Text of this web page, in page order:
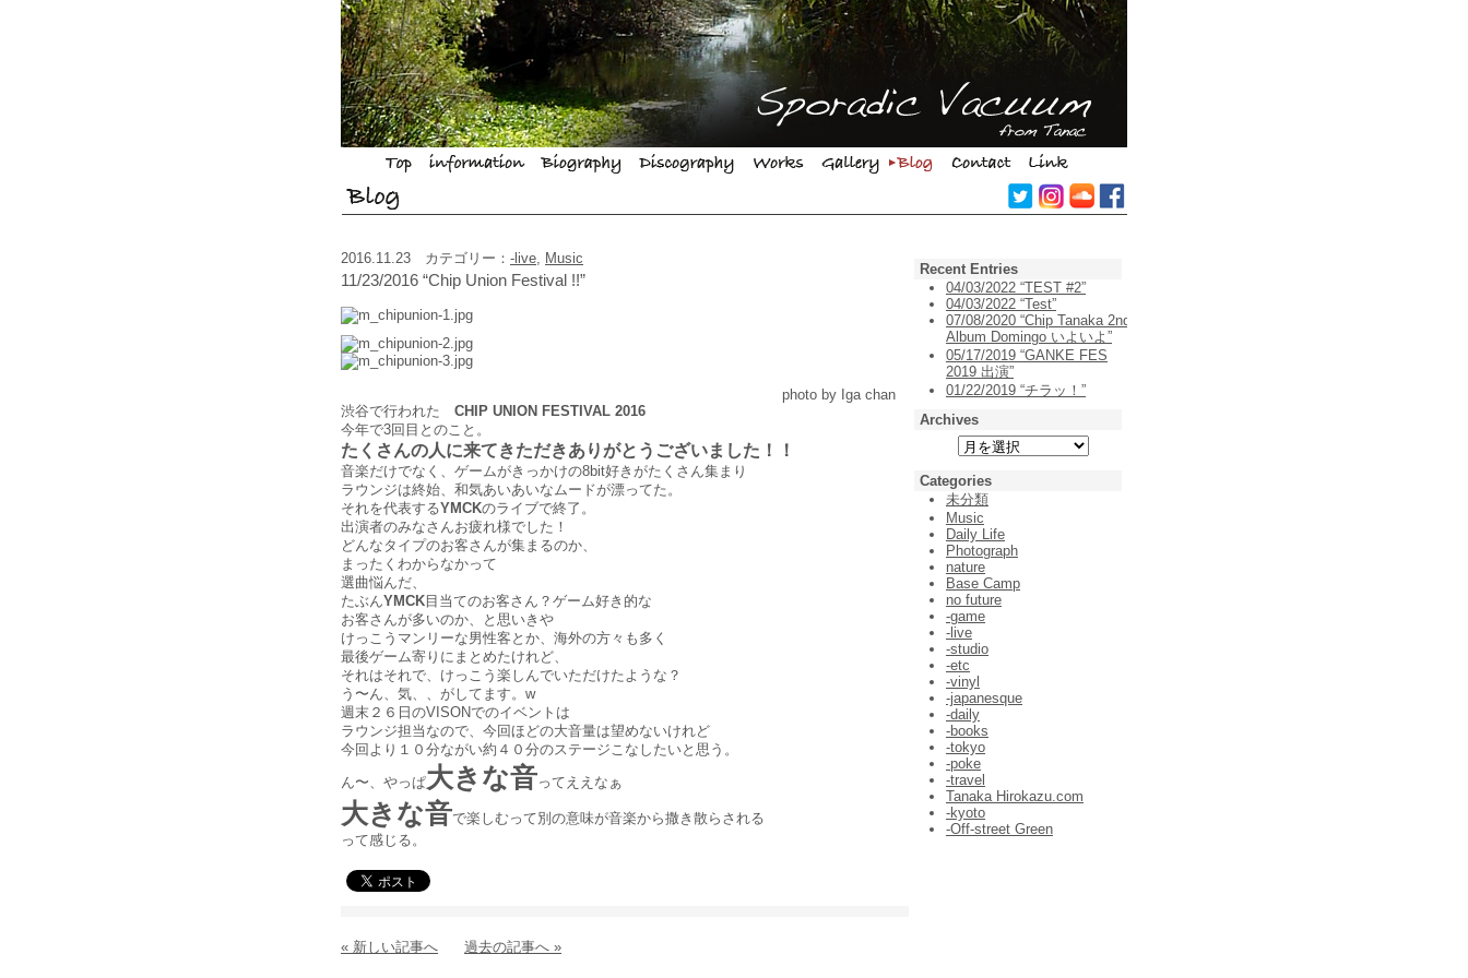
2016.11.23 カテゴリー： -live, Music
11/23/2016 “Chip Union Festival !!”
photo by Iga chan
渋谷で行われた CHIP UNION FESTIVAL 2016
今年で3回目とのこと。
たくさんの人に来てきただきありがとうございました！！
音楽だけでなく、ゲームがきっかけの8bit好きがたくさん集まり
ラウンジは終始、和気あいあいなムードが漂ってた。
それを代表するYMCKのライブで終了。
出演者のみなさんお疲れ様でした！
どんなタイプのお客さんが集まるのか、
まったくわからなかって
選曲悩んだ、
たぶんYMCK目当てのお客さん？ゲーム好き的な
お客さんが多いのか、と思いきや
けっこうマンリーな男性客とか、海外の方々も多く
最後ゲーム寄りにまとめたけれど、
それはそれで、けっこう楽しんでいただけたような？
う〜ん、気、、がしてます。w
週末２６日のVISONでのイベントは
ラウンジ担当なので、今回ほどの大音量は望めないけれど
今回より１０分ながい約４０分のステージこなしたいと思う。
ん〜、やっぱ大きな音ってええなぁ
大きな音で楽しむって別の意味が音楽から撒き散らされる
って感じる。
« 新しい記事へ 過去の記事へ »
Recent Entries
04/03/2022 “TEST #2”
04/03/2022 “Test”
07/08/2020 “Chip Tanaka 2nd
Album Domingo いよいよ”
05/17/2019 “GANKE FES
2019 出演”
01/22/2019 “チラッ！”
Archives
Categories
未分類
Music
Daily Life
Photograph
nature
Base Camp
no future
-game
-live
-studio
-etc
-vinyl
-japanesque
-daily
-books
-tokyo
-poke
-travel
Tanaka Hirokazu.com
-kyoto
-Off-street Green